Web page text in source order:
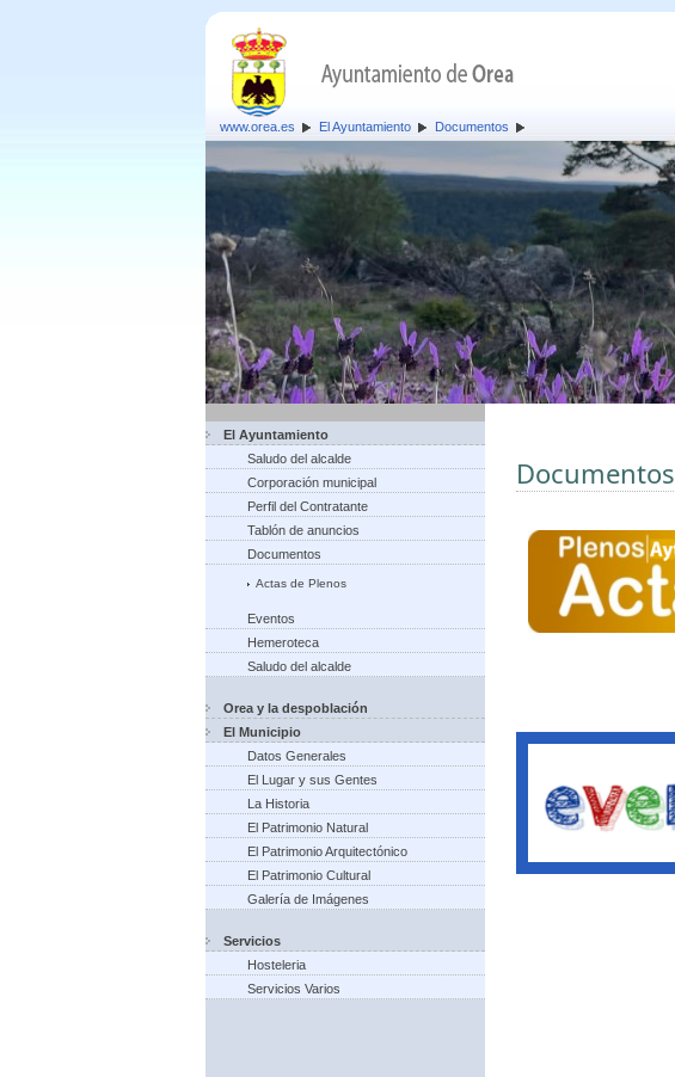
www.orea.es El Ayuntamiento Documentos
El Ayuntamiento
Saludo del alcalde
Corporación municipal
Perfil del Contratante
Tablón de anuncios
Documentos
Actas de Plenos
Eventos
Hemeroteca
Saludo del alcalde
Orea y la despoblación
El Municipio
Datos Generales
El Lugar y sus Gentes
La Historia
El Patrimonio Natural
El Patrimonio Arquitectónico
El Patrimonio Cultural
Galería de Imágenes
Servicios
Hosteleria
Servicios Varios
Documentos